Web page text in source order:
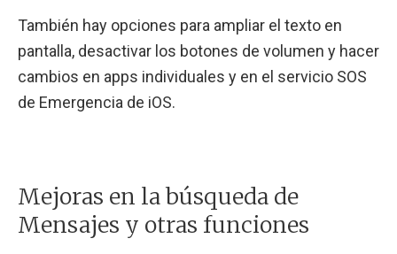
También hay opciones para ampliar el texto en
pantalla, desactivar los botones de volumen y hacer
cambios en apps individuales y en el servicio SOS
de Emergencia de iOS.
Mejoras en la búsqueda de
Mensajes y otras funciones